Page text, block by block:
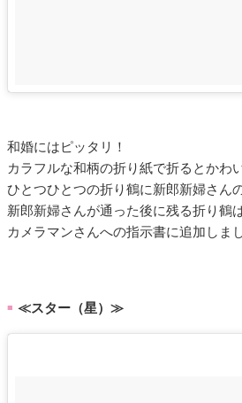
和婚にはピッタリ！
カラフルな和柄の折り紙で折るとかわ
ひとつひとつの折り鶴に新郎新婦さん
新郎新婦さんが通った後に残る折り鶴
カメラマンさんへの指示書に追加しま
■ ≪スター（星）≫